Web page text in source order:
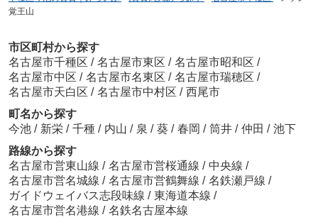
覚王山
市区町村から探す
名古屋市千種区 / 名古屋市東区 / 名古屋市昭和区 /
名古屋市中区 / 名古屋市名東区 / 名古屋市瑞穂区 /
名古屋市天白区 / 名古屋市中村区 / 西尾市
町名から探す
今池 / 新栄 / 千種 / 内山 / 泉 / 葵 / 春岡 / 筒井 / 仲田 / 池下
路線から探す
名古屋市営東山線 / 名古屋市営桜通線 / 中央線 /
名古屋市営名城線 / 名古屋市営鶴舞線 / 名鉄瀬戸線 /
ガイドウェイバス志段味線 / 東海道本線 /
名古屋市営名港線 / 名鉄名古屋本線